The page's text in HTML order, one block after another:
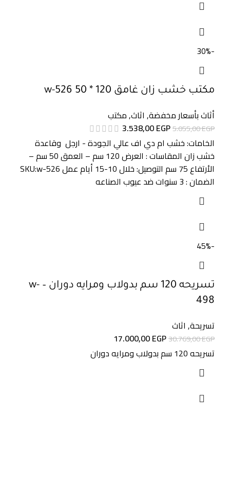
-30%
مكتب خشب زان غامق 120 * 50 w-526
أثاث بأسعار مخفضة, اثاث,مكتب
5.055,00EGP
3.538,00EGP
الخامات: خشب ام دي اف عالي الجودة - ارجل وقاعدة
خشب زان المقاسات : العرض 120 سم – العمق 50 سم –
الأرتفاع 75 سم التوصيل: خلال 10-15 أيام عمل SKU:w-526
الضمان : 3 سنوات ضد عيوب الصناعه
-45%
تسريحه 120 سم بدولاب ومرايه دوران – w-
498
تسريحة, اثاث
30.769,00EGP
17.000,00EGP
تسريحه 120 سم بدولاب ومرايه دوران